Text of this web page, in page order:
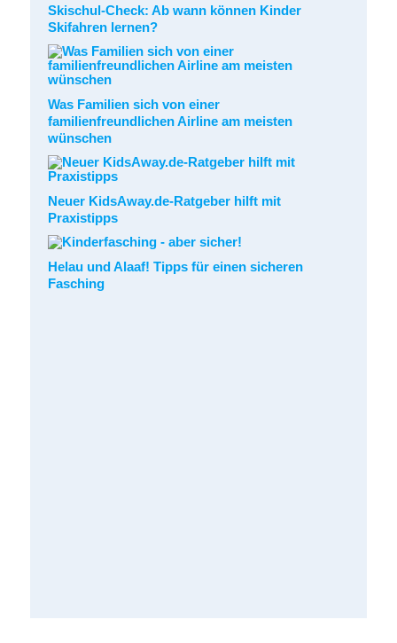
Skischul-Check: Ab wann können Kinder
Skifahren lernen?
Was Familien sich von einer
familienfreundlichen Airline am meisten
wünschen
Neuer KidsAway.de-Ratgeber hilft mit
Praxistipps
Helau und Alaaf! Tipps für einen sicheren
Fasching